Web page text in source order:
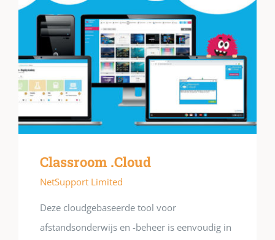
Classroom .Cloud
NetSupport Limited
Deze cloudgebaseerde tool voor
afstandsonderwijs en -beheer is eenvoudig in